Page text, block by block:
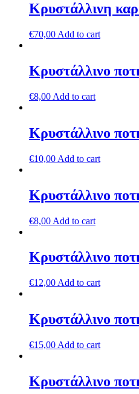
Κρυστάλλινη
€70,00 Add to cart
Κρυστάλλινο
€8,00 Add to cart
Κρυστάλλινο
€10,00 Add to cart
Κρυστάλλινο
€8,00 Add to cart
Κρυστάλλινο
€12,00 Add to cart
Κρυστάλλινο
€15,00 Add to cart
Κρυστάλλινο